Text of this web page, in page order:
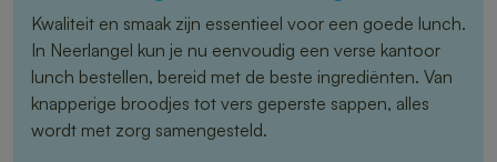
Kwaliteit en smaak zijn essentieel voor een goede lunch.
In Neerlangel kun je nu eenvoudig een verse kantoor
lunch bestellen, bereid met de beste ingrediënten. Van
knapperige broodjes tot vers geperste sappen, alles
wordt met zorg samengesteld.